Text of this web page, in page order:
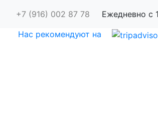
+7 (916) 002 87 78 Ежедневно с
Нас рекомендуют на